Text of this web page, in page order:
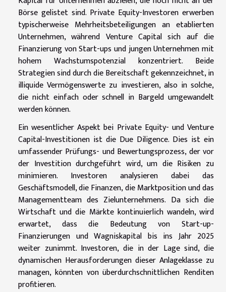
Börse gelistet sind. Private Equity-Investoren erwerben
typischerweise Mehrheitsbeteiligungen an etablierten
Unternehmen, während Venture Capital sich auf die
Finanzierung von Start-ups und jungen Unternehmen mit
hohem Wachstumspotenzial konzentriert. Beide
Strategien sind durch die Bereitschaft gekennzeichnet, in
illiquide Vermögenswerte zu investieren, also in solche,
die nicht einfach oder schnell in Bargeld umgewandelt
werden können.
Ein wesentlicher Aspekt bei Private Equity- und Venture
Capital-Investitionen ist die Due Diligence. Dies ist ein
umfassender Prüfungs- und Bewertungsprozess, der vor
der Investition durchgeführt wird, um die Risiken zu
minimieren. Investoren analysieren dabei das
Geschäftsmodell, die Finanzen, die Marktposition und das
Managementteam des Zielunternehmens. Da sich die
Wirtschaft und die Märkte kontinuierlich wandeln, wird
erwartet, dass die Bedeutung von Start-up-
Finanzierungen und Wagniskapital bis ins Jahr 2025
weiter zunimmt. Investoren, die in der Lage sind, die
dynamischen Herausforderungen dieser Anlageklasse zu
managen, könnten von überdurchschnittlichen Renditen
profitieren.